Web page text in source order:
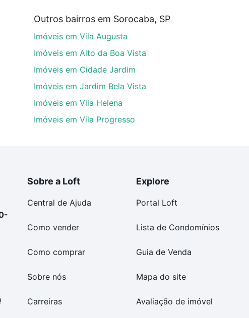
SP que custam a partir de R$ 0 e com nossas
dos custos envolvidos no processo de compra,
seus sonhos com segurança e conforto. Loft, com você
Outros bairros em Sorocaba, SP
Imóveis em Vila Augusta
Imóveis em Alto da Boa Vista
Imóveis em Cidade Jardim
Imóveis em Jardim Bela Vista
Imóveis em Vila Helena
Imóveis em Vila Progresso
Sobre a Loft
Central de Ajuda
Como vender
Como comprar
Sobre nós
Carreiras
Explore
Portal Loft
Lista de Condomínios
Guia de Venda
Mapa do site
Avaliação de imóvel